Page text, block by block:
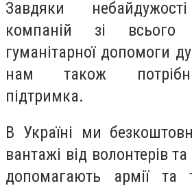
Завдяки
компаній зі всього
гуманітарної допомоги
нам також
підтримка.
В Україні ми
вантажі від волонтерів та
допомагають армії та